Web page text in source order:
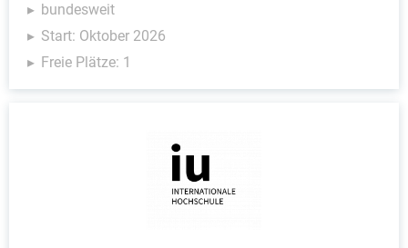
bundesweit
Start: Oktober 2026
Freie Plätze: 1